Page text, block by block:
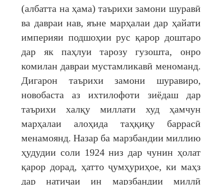
(албатта на ҳама) таърихи замони шуравӣ
ва давраи нав, яъне марҳалаи дар ҳайати
империяи подшоҳии рус қарор доштаро
дар як паҳлуи тарозу гузошта, онро
комилан давраи мустамликавӣ меноманд.
Дигарон таърихи замони шуравиро,
новобаста аз ихтилофоти зиёдаш дар
таърихи халқу миллати худ ҳамчун
марҳалаи алоҳида таҳқиқу баррасӣ
менамоянд. Назар ба марзбандии миллию
ҳудудии соли 1924 низ дар чунин ҳолат
қарор дорад, ҳатто ҷумҳуриҳое, ки маҳз
дар натиҷаи ин марзбандии миллӣ